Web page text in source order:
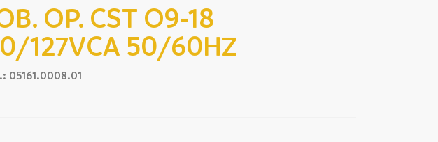
OP. CST O9-18
127VCA 50/60HZ
05161.0008.01